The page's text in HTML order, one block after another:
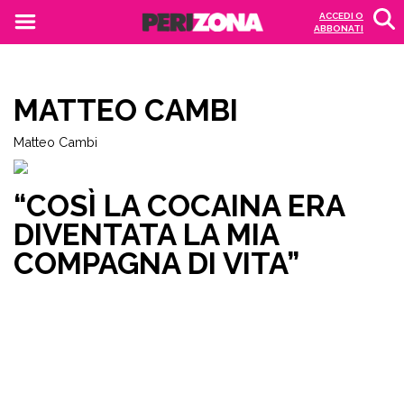
ACCEDI O
ABBONATI
MATTEO CAMBI
Matteo Cambi
“COSÌ LA COCAINA ERA
DIVENTATA LA MIA
COMPAGNA DI VITA”